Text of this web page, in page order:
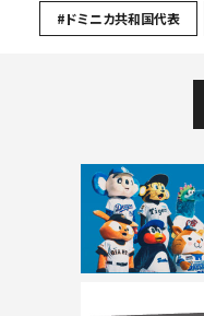
#ドミニカ共和国代表